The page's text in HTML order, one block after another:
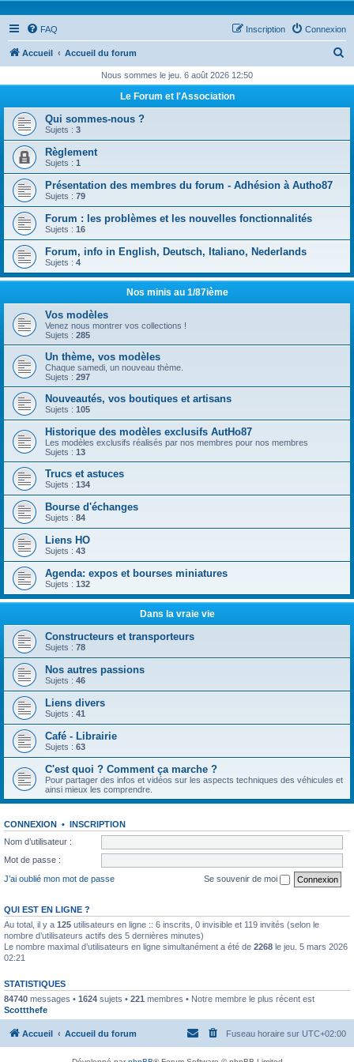
FAQ Connexion
Inscription
Accueil Accueil du forum
h
Nous sommes le jeu. 6 août 2026 12:50
Le Forum et l'Association
Qui sommes-nous ?
Sujets : 3
Règlement
Sujets : 1
Présentation des membres du forum - Adhésion à Autho87
Sujets : 79
Forum : les problèmes et les nouvelles fonctionnalités
Sujets : 16
Forum, info in English, Deutsch, Italiano, Nederlands
Sujets : 4
Nos minis au 1/87ième
Vos modèles
Venez nous montrer vos collections !
Sujets : 285
Un thème, vos modèles
Chaque samedi, un nouveau thème.
Sujets : 297
Nouveautés, vos boutiques et artisans
Sujets : 105
Historique des modèles exclusifs AutHo87
Les modèles exclusifs réalisés par nos membres pour nos membres
Sujets : 13
Trucs et astuces
Sujets : 134
Bourse d'échanges
Sujets : 84
Liens HO
Sujets : 43
Agenda: expos et bourses miniatures
Sujets : 132
Dans la vraie vie
Constructeurs et transporteurs
Sujets : 78
Nos autres passions
Sujets : 46
Liens divers
Sujets : 41
Café - Librairie
Sujets : 63
C'est quoi ? Comment ça marche ?
Pour partager des infos et vidéos sur les aspects techniques des véhicules et
ainsi mieux les comprendre.
CONNEXION • INSCRIPTION
Nom d’utilisateur :
Mot de passe :
J’ai oublié mon mot de passe
Se souvenir de moi
QUI EST EN LIGNE ?
Au total, il y a 125 utilisateurs en ligne :: 6 inscrits, 0 invisible et 119 invités (selon le
nombre d’utilisateurs actifs des 5 dernières minutes)
Le nombre maximal d’utilisateurs en ligne simultanément a été de 2268 le jeu. 5 mars 2026
02:21
STATISTIQUES
84740 messages • 1624 sujets • 221 membres • Notre membre le plus récent est
Scottthefe
Accueil Accueil du forum Fuseau horaire sur UTC+02:00